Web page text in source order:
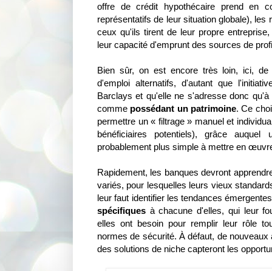
offre de crédit hypothécaire prend en
représentatifs de leur situation globale),
ceux qu'ils tirent de leur propre
leur capacité d'emprunt des sources de
Bien sûr, on est encore très loin, ici, de
d'emploi alternatifs, d'autant que
Barclays et qu'elle ne s'adresse donc
comme possédant un patrimoine. Ce
permettre un « filtrage » manuel et
bénéficiaires potentiels), grâce auquel
probablement plus simple à mettre en
Rapidement, les banques devront
variés, pour lesquelles leurs vieux
leur faut identifier les tendances
spécifiques à chacune d'elles, qui leur
elles ont besoin pour remplir leur rôle
normes de sécurité. À défaut, de
des solutions de niche capteront les